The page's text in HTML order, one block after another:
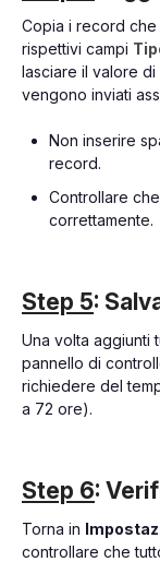
Copia i record
rispettivi campi
lasciare il valore
vengono inviati
Non inserire
record.
Controllare
correttamente.
Step 5:
Una volta aggiunti
pannello di
richiedere del
a 72 ore).
Step 6:
Torna in
controllare che